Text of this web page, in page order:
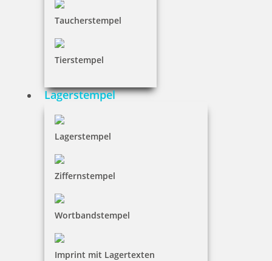
Taucherstempel
Tierstempel
Lagerstempel
Lagerstempel
Ziffernstempel
Wortbandstempel
Imprint mit Lagertexten